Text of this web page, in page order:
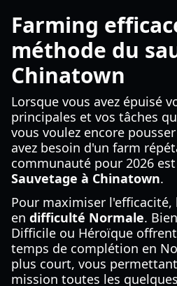
Farming
méthode du
Chinatown
Lorsque vous avez épuisé
principales et vos tâches
vous voulez encore
avez besoin d'un farm
communauté pour 2026
Sauvetage à Chinatown.
Pour maximiser
en difficulté Normale.
Difficile ou Héroïque
temps de complétion en
plus court, vous
mission toutes les